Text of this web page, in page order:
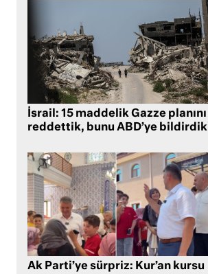
İsrail: 15 maddelik Gazze planını
reddettik, bunu ABD’ye bildirdik
Ak Parti’ye sürpriz: Kur’an kursu